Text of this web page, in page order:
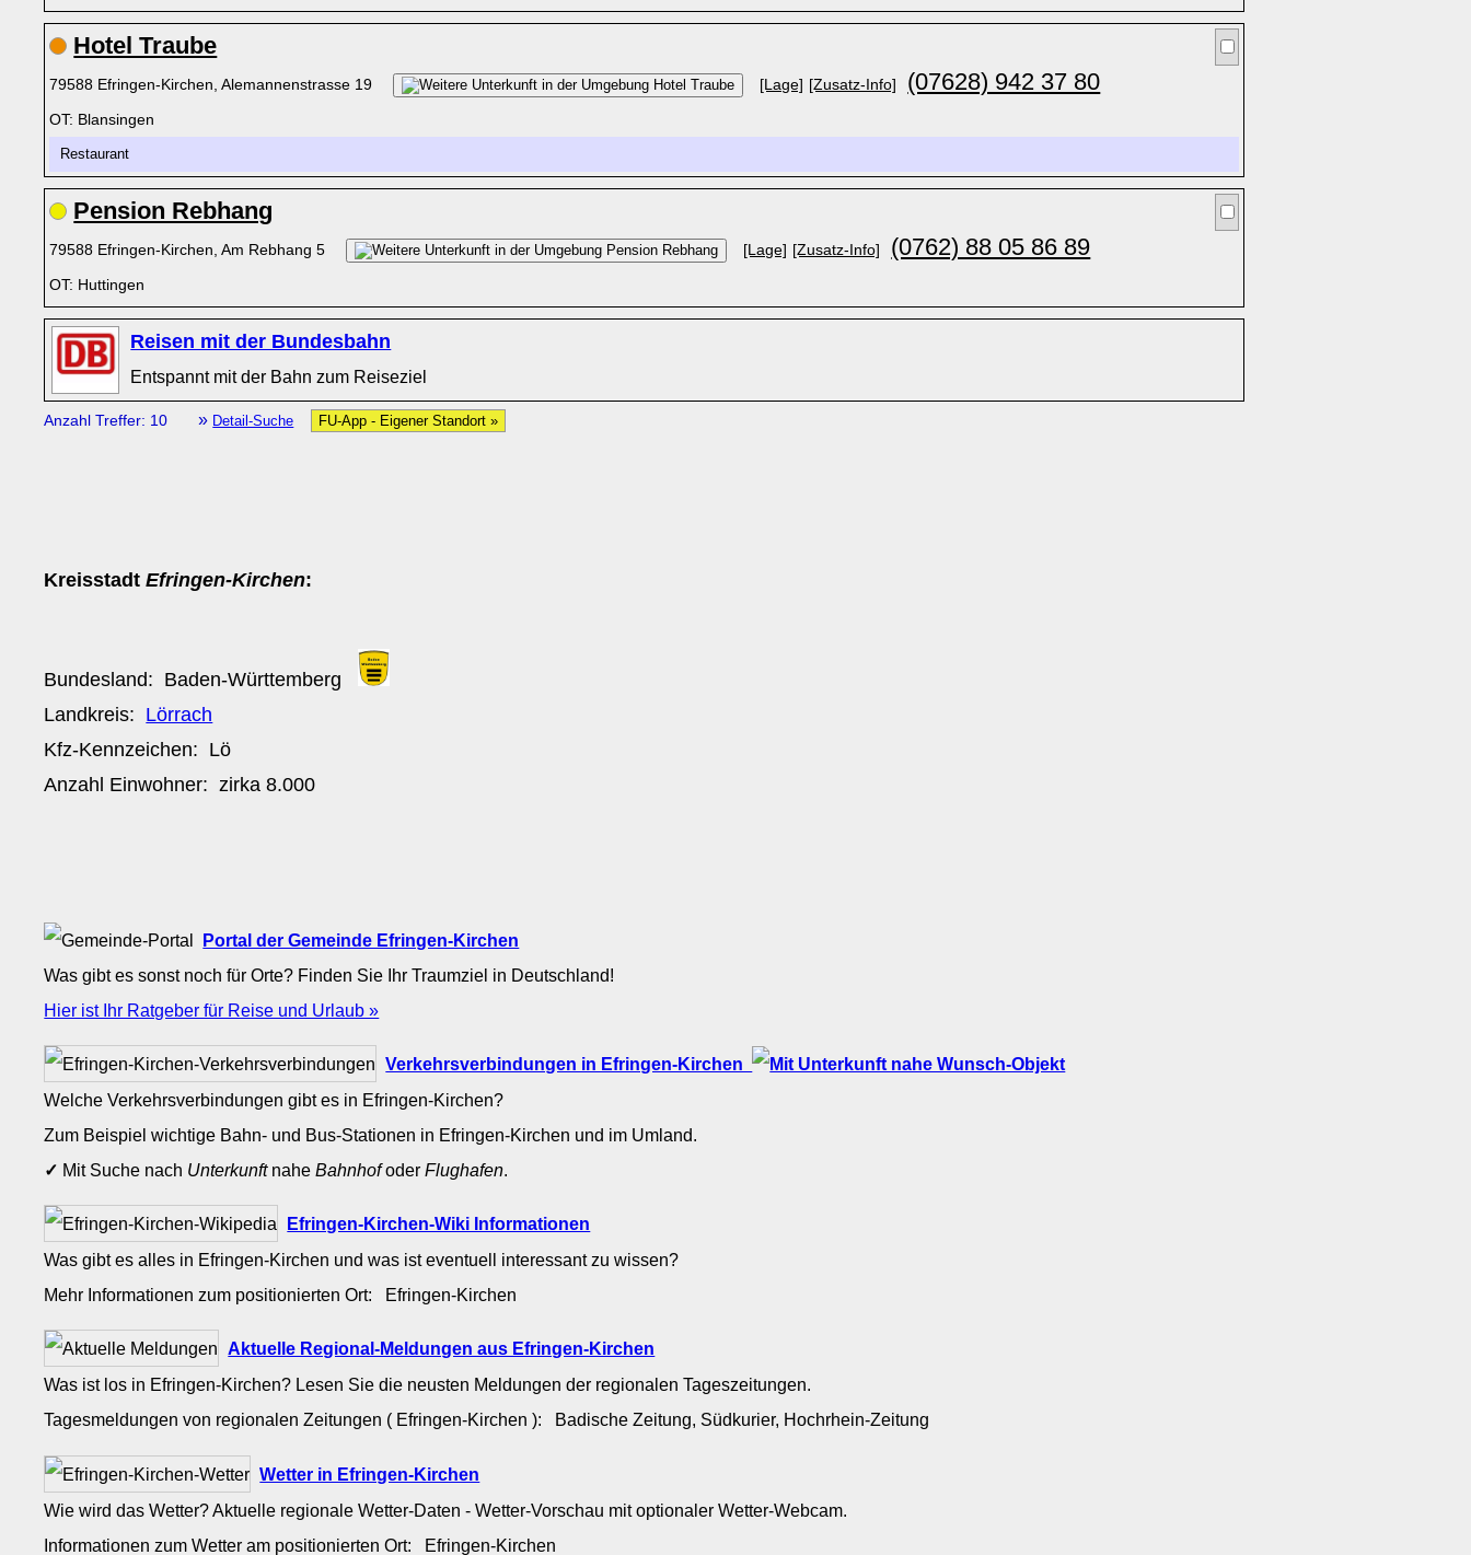
Hotel Traube
79588 Efringen-Kirchen, Alemannenstrasse 19 [Lage] [Zusatz-Info] (07628) 942 37 80
OT: Blansingen
Restaurant
Pension Rebhang
79588 Efringen-Kirchen, Am Rebhang 5 [Lage] [Zusatz-Info] (0762) 88 05 86 89
OT: Huttingen
Reisen mit der Bundesbahn
Entspannt mit der Bahn zum Reiseziel
Anzahl Treffer: 10 » Detail-Suche FU-App - Eigener Standort »
KreisstadtEfringen-Kirchen:
Bundesland: Baden-Württemberg
Landkreis: Lörrach
Kfz-Kennzeichen: Lö
Anzahl Einwohner: zirka8.000
Portal der Gemeinde Efringen-Kirchen
Was gibt es sonst noch für Orte? Finden Sie Ihr Traumziel in Deutschland!
Hier ist Ihr Ratgeber für Reise und Urlaub »
Verkehrsverbindungen in Efringen-Kirchen
Welche Verkehrsverbindungen gibt es in Efringen-Kirchen?
Zum Beispiel wichtige Bahn- und Bus-Stationen in Efringen-Kirchen und im Umland.
✓ Mit Suche nach UnterkunftnaheBahnhofoderFlughafen.
Efringen-Kirchen-Wiki Informationen
Was gibt es alles in Efringen-Kirchen und was ist eventuell interessant zu wissen?
Mehr Informationen zum positionierten Ort: Efringen-Kirchen
Aktuelle Regional-Meldungen aus Efringen-Kirchen
Was ist los in Efringen-Kirchen? Lesen Sie die neusten Meldungen der regionalen Tageszeitungen.
Tagesmeldungen von regionalen Zeitungen ( Efringen-Kirchen ): Badische Zeitung, Südkurier, Hochrhein-Zeitung
Wetter in Efringen-Kirchen
Wie wird das Wetter? Aktuelle regionale Wetter-Daten - Wetter-Vorschau mit optionaler Wetter-Webcam.
Informationen zum Wetter am positionierten Ort: Efringen-Kirchen